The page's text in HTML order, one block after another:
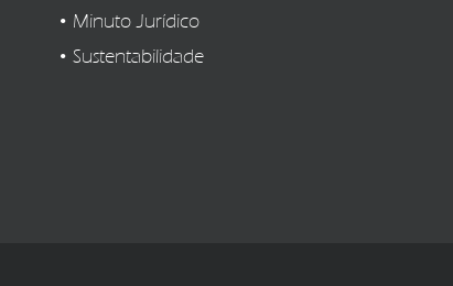
Minuto Jurídico
Sustentabilidade